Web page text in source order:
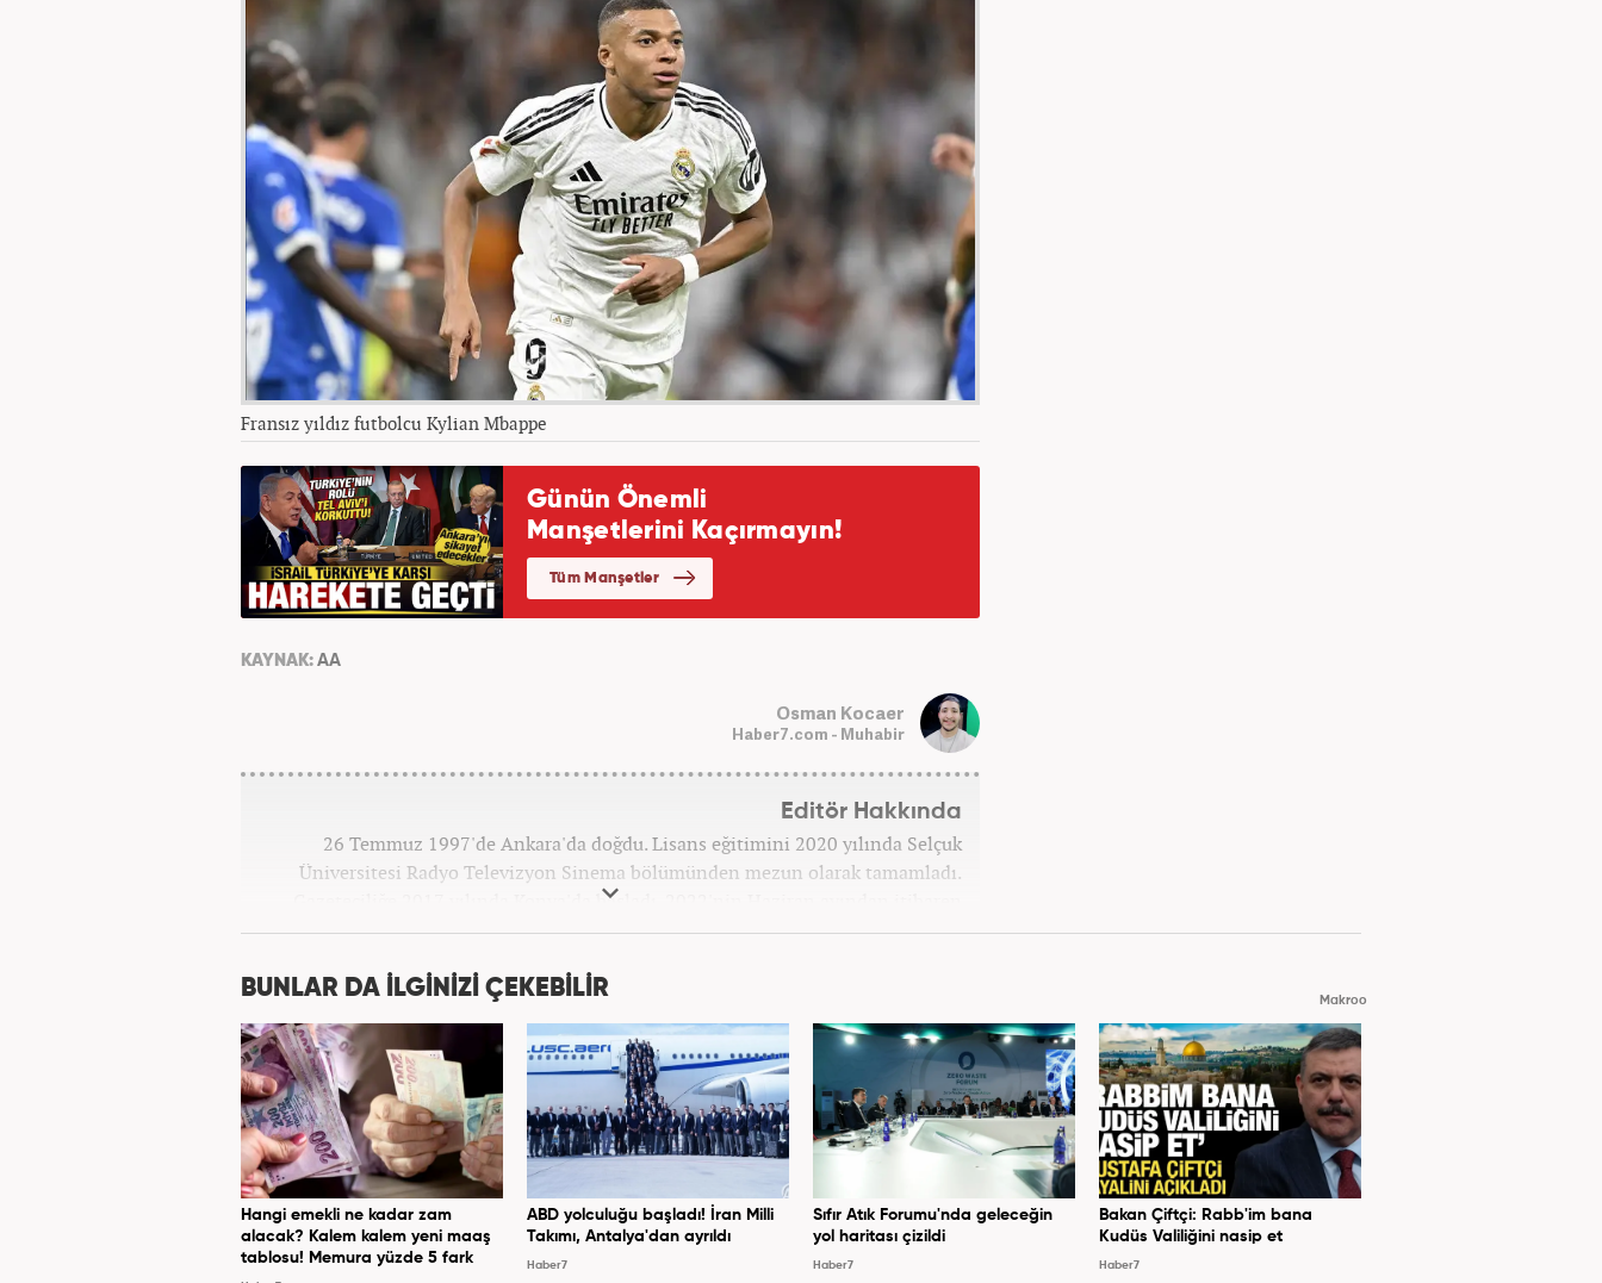
Fransız yıldız futbolcu Kylian Mbappe
KAYNAK: AA
Osman Kocaer
Haber7.com - Muhabir
Editör Hakkında
26 Temmuz 1997'de Ankara'da doğdu. Lisans eğitimini 2020 yılında Selçuk
Üniversitesi Radyo Televizyon Sinema bölümünden mezun olarak tamamladı.
Gazeteciliğe 2017 yılında Konya'da başladı. 2022'nin Haziran ayından itibaren
Haber7.com'da mesleki hayatına devam etmektedir.
BUNLAR DA İLGİNİZİ ÇEKEBİLİR Makroo
Hangi emekli ne kadar zam
alacak? Kalem kalem yeni maaş
tablosu! Memura yüzde 5 fark
ABD yolculuğu başladı! İran Milli
Takımı, Antalya'dan ayrıldı
Haber7
Sıfır Atık Forumu'nda geleceğin
yol haritası çizildi
Haber7
Bakan Çiftçi: Rabb'im bana
Kudüs Valiliğini nasip et
Haber7